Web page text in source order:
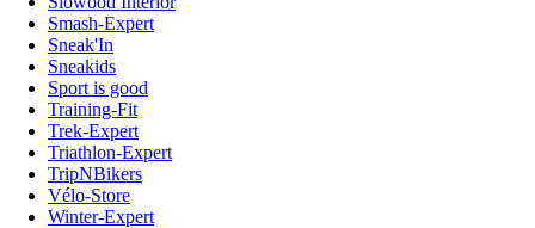
Smash-Expert
Sneak'In
Sneakids
Sport is good
Training-Fit
Trek-Expert
Triathlon-Expert
TripNBikers
Vélo-Store
Winter-Expert